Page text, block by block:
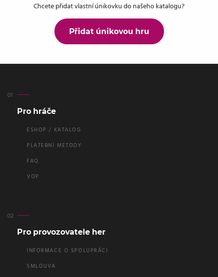
Chcete přidat vlastní únikovku do našeho katalogu?
Přidat únikovou hru
Pro hráče
ESHOP / KATALOG
PLATEBNÍ METODY
FAQ
VOP
Pro provozovatele her
INFORMACE O SPOLUPRÁCI
SMLOUVA